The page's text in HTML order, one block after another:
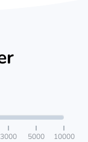
3000 5000 10000